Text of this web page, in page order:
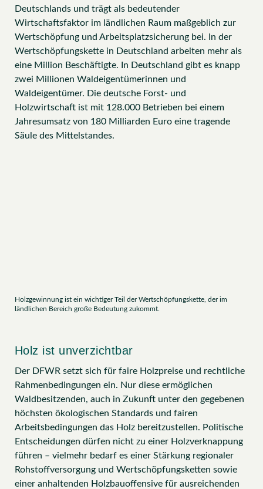
Deutschlands und trägt als bedeutender
Wirtschaftsfaktor im ländlichen Raum maßgeblich zur
Wertschöpfung und Arbeitsplatzsicherung bei. In der
Wertschöpfungskette in Deutschland arbeiten mehr als
eine Million Beschäftigte. In Deutschland gibt es knapp
zwei Millionen Waldeigentümerinnen und
Waldeigentümer. Die deutsche Forst- und
Holzwirtschaft ist mit 128.000 Betrieben bei einem
Jahresumsatz von 180 Milliarden Euro eine tragende
Säule des Mittelstandes.
Holzgewinnung ist ein wichtiger Teil der Wertschöpfungskette, der im
ländlichen Bereich große Bedeutung zukommt.
Holz ist unverzichtbar
Der DFWR setzt sich für faire Holzpreise und rechtliche
Rahmenbedingungen ein. Nur diese ermöglichen
Waldbesitzenden, auch in Zukunft unter den gegebenen
höchsten ökologischen Standards und fairen
Arbeitsbedingungen das Holz bereitzustellen. Politische
Entscheidungen dürfen nicht zu einer Holzverknappung
führen – vielmehr bedarf es einer Stärkung regionaler
Rohstoffversorgung und Wertschöpfungsketten sowie
einer anhaltenden Holzbauoffensive für ausreichenden